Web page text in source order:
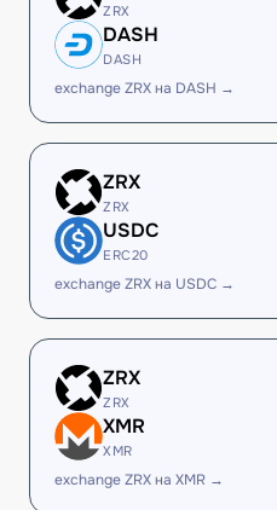
ZRX
DASH
DASH
exchange ZRX на DASH →
ZRX
ZRX
USDC
ERC20
exchange ZRX на USDC →
ZRX
ZRX
XMR
XMR
exchange ZRX на XMR →